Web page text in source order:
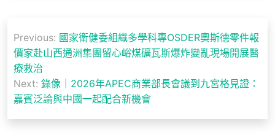
章
導
覽
Previous: 國家衛健委組織多學科專OSDER奧斯德零件報
價家赴山西通洲集團留心峪煤礦瓦斯爆炸變亂現場開展醫
療救治
Next: 錄像｜2026年APEC商業部長會議到九宮格見證：
嘉賓泛論與中國一起配合新機會